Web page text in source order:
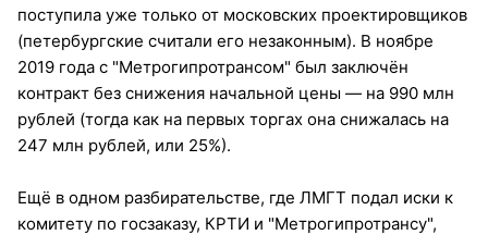
поступила уже только от московских проектировщиков
(петербургские считали его незаконным). В ноябре
2019 года с "Метрогипротрансом" был заключён
контракт без снижения начальной цены — на 990 млн
рублей (тогда как на первых торгах она снижалась на
247 млн рублей, или 25%).
Ещё в одном разбирательстве, где ЛМГТ подал иски к
комитету по госзаказу, КРТИ и "Метрогипротрансу",